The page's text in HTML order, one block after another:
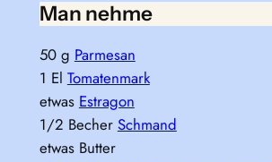
Man nehme
50 g Parmesan
1 El Tomatenmark
etwas Estragon
1/2 Becher Schmand
etwas Butter